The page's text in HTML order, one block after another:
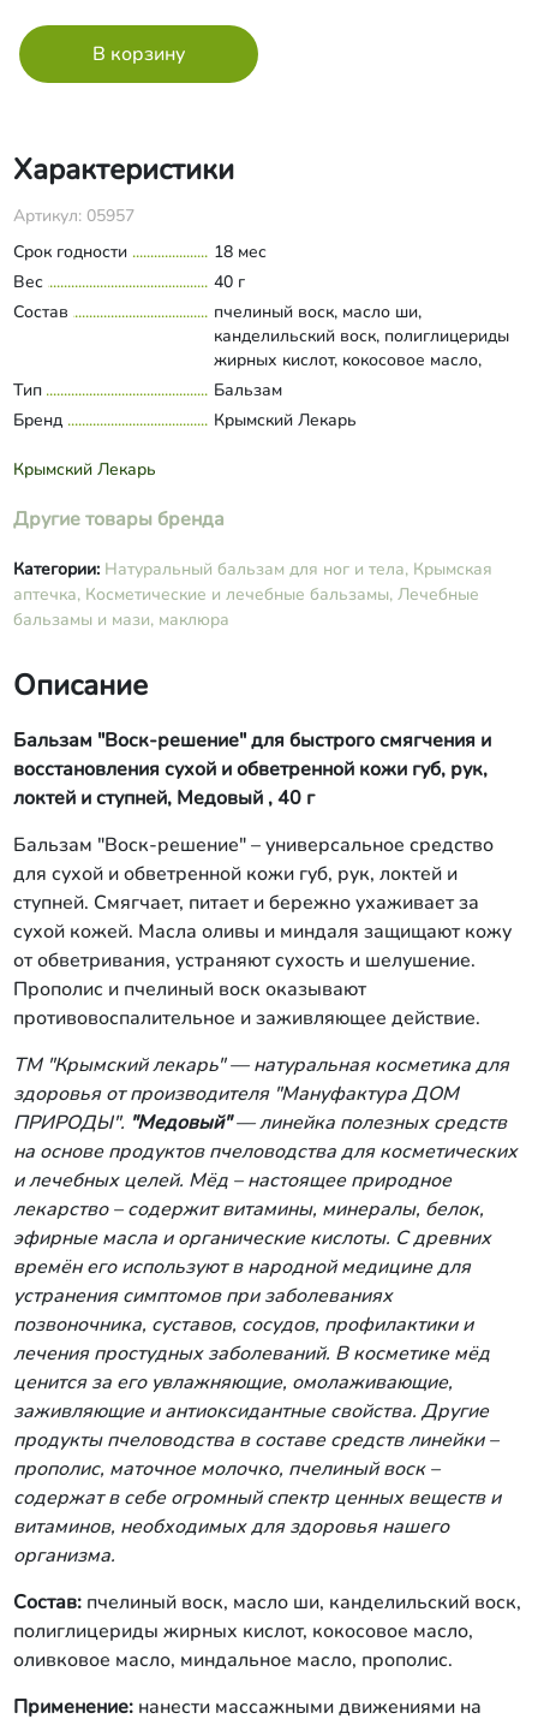
Характеристики
Артикул: 05957
Срок годности
18 мес
Вес
40 г
Состав
пчелиный воск, масло ши,
канделильский воск, полиглицериды
жирных кислот, кокосовое масло,
оливковое масло, миндальное масло,
прополис.
Развернуть состав
Тип
Бальзам
Бренд
Крымский Лекарь
Крымский Лекарь
Другие товары бренда
Категории: Натуральный бальзам для ног и тела, Крымская
аптечка, Косметические и лечебные бальзамы, Лечебные
бальзамы и мази, маклюра
Описание
Бальзам "Воск-решение" для быстрого смягчения и
восстановления сухой и обветренной кожи губ, рук,
локтей и ступней, Медовый , 40 г
Бальзам "Воск-решение" – универсальное средство
для сухой и обветренной кожи губ, рук, локтей и
ступней. Смягчает, питает и бережно ухаживает за
сухой кожей. Масла оливы и миндаля защищают кожу
от обветривания, устраняют сухость и шелушение.
Прополис и пчелиный воск оказывают
противовоспалительное и заживляющее действие.
ТМ "Крымский лекарь" — натуральная косметика для
здоровья от производителя"Мануфактура ДОМ
ПРИРОДЫ". "Медовый"— линейка полезных средств
на основе продуктов пчеловодства для косметических
и лечебных целей. Мёд – настоящее природное
лекарство – содержит витамины, минералы, белок,
эфирные масла и органические кислоты. С древних
времён его используют в народной медицине для
устранения симптомов при заболеваниях
позвоночника, суставов, сосудов, профилактики и
лечения простудных заболеваний. В косметике мёд
ценится за его увлажняющие, омолаживающие,
заживляющие и антиоксидантные свойства. Другие
продукты пчеловодства в составе средств линейки –
прополис, маточное молочко, пчелиный воск –
содержат в себе огромный спектр ценных веществ и
витаминов, необходимых для здоровья нашего
организма.
Состав:пчелиный воск, масло ши, канделильский воск,
полиглицериды жирных кислот, кокосовое масло,
оливковое масло, миндальное масло, прополис.
Применение:нанести массажными движениями на